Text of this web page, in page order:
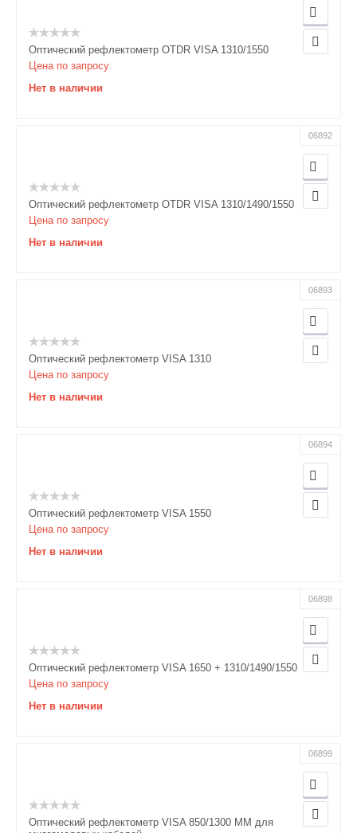
Оптический рефлектометр OTDR VISA 1310/1550
Цена по запросу
Нет в наличии
06892
Оптический рефлектометр OTDR VISA 1310/1490/1550
Цена по запросу
Нет в наличии
06893
Оптический рефлектометр VISA 1310
Цена по запросу
Нет в наличии
06894
Оптический рефлектометр VISA 1550
Цена по запросу
Нет в наличии
06898
Оптический рефлектометр VISA 1650 + 1310/1490/1550
Цена по запросу
Нет в наличии
06899
Оптический рефлектометр VISA 850/1300 MM для